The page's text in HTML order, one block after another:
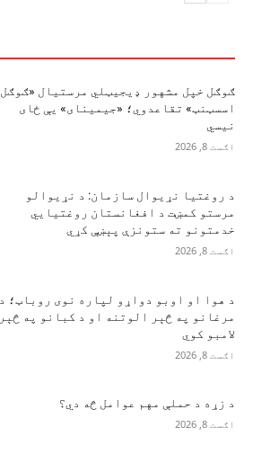
ګوګل خپل مشهور ډیجیټلي مرستیال «ګوګل
اسسټنټ» تقاعدوي؛ «جیمینای» یې ځای
نیسي
اګست 8, 2026
د روغتیا نړیوال سازمان: د نړیوالو
مرستو کمښت د افغانستان روغتیايي
خدمتونو ته ستونزې پېښې کړي
اګست 8, 2026
د هوا او اوبو دواړو لپاره نوی روباټ؛ د
مرغانو په څېر الوتنه او د کبانو په څېر
لامبو کوي
اګست 8, 2026
د زړه د حملې مهم عوامل څه دي؟
اګست 8, 2026